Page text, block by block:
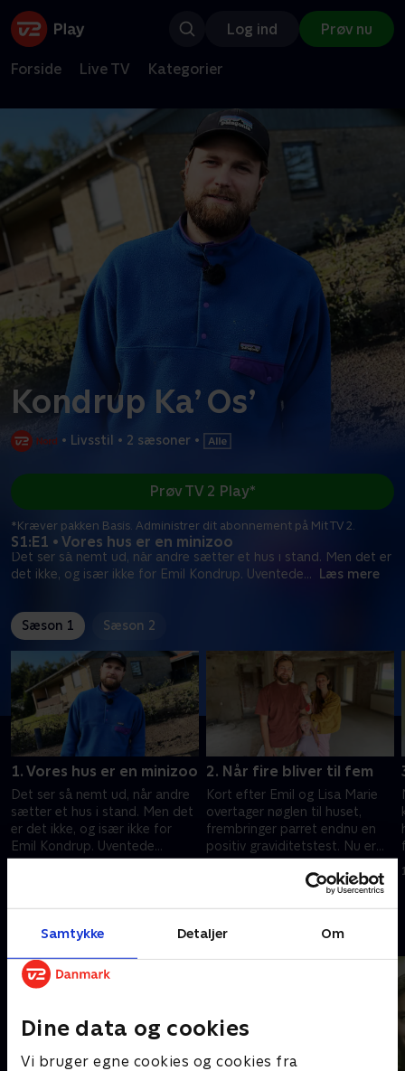
Samtykke Detaljer Om
Dine data og cookies
Vi bruger egne cookies og cookies fra
Log ind Prøv nu
Forside Live TV Kategorier
Kondrup Ka’ Os’
• Livsstil • 2 sæsoner •
S1:E1 • Vores hus er en minizoo
Det ser så nemt ud, når andre sætter et hus i stand. Men det er
det ikke, og især ikke for Emil Kondrup. Uventede... Læs mere
Prøv TV 2 Play*
*Kræver pakken Basis. Administrer dit abonnement på Mit TV 2.
Sæson 1 Sæson 2
1. Vores hus er en minizoo
Det ser så nemt ud, når andre
sætter et hus i stand. Men det
er det ikke, og især ikke for
Emil Kondrup. Uventede
overraskelser bliver en del af
2. Når fire bliver til fem
Kort efter Emil og Lisa Marie
overtager nøglen til huset,
frembringer parret endnu en
positiv graviditetstest. Nu er
Emils drøm om et kontor skudt
1. januar 2023 • 20 min
Andre så også